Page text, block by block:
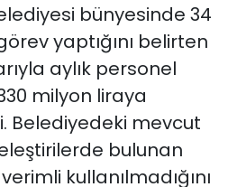
bünyesinde 34
yaptığını belirten
aylık personel
milyon liraya
Belediyedeki mevcut
bulunan
kullanılmadığını